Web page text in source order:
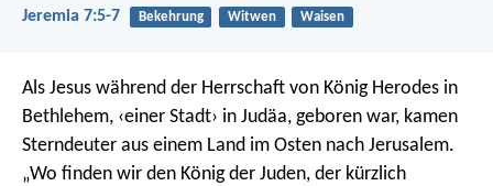
Jeremia 7:5-7 Bekehrung Witwen Waisen
Als Jesus während der Herrschaft von König Herodes in
Bethlehem, ‹einer Stadt› in Judäa, geboren war, kamen
Sterndeuter aus einem Land im Osten nach Jerusalem.
„Wo finden wir den König der Juden, der kürzlich